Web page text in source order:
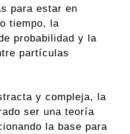
para estar en
tiempo, la
probabilidad y la
partículas
y compleja, la
ser una teoría
la base para